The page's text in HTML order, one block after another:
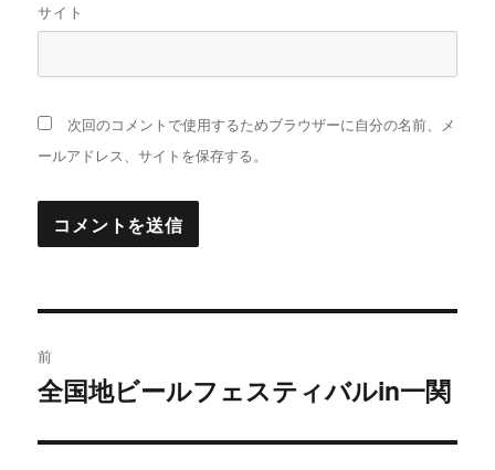
サイト
次回のコメントで使用するためブラウザーに自分の名前、メ
ールアドレス、サイトを保存する。
稿
前
過
の
全国地ビールフェスティバルin一関